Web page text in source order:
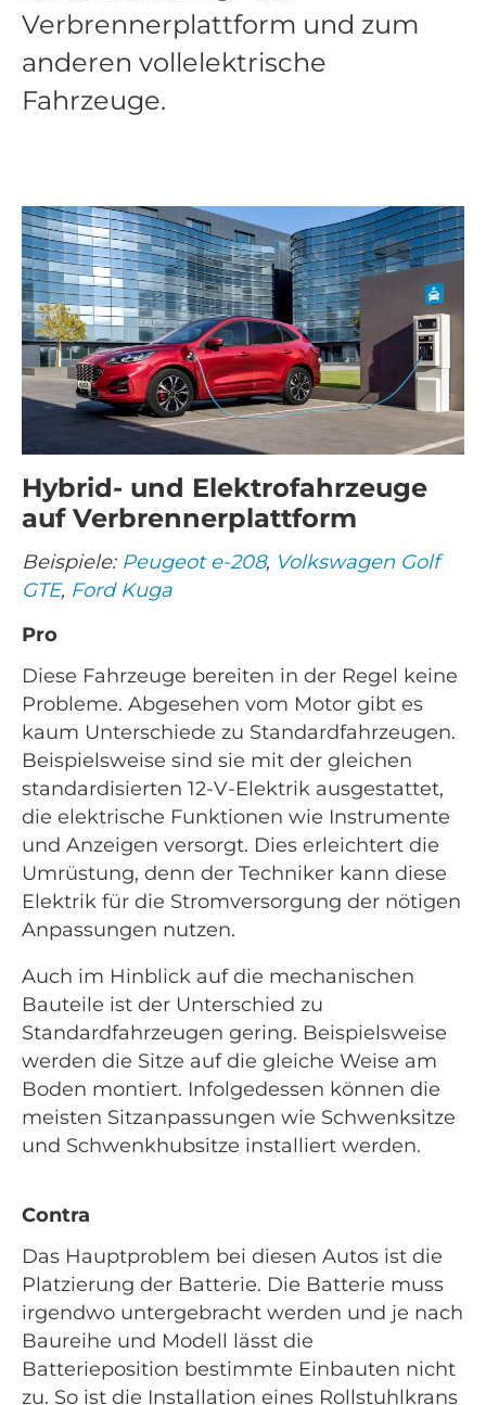
Verbrennerplattform und zum
anderen vollelektrische
Fahrzeuge.
Hybrid- und Elektrofahrzeuge
auf Verbrennerplattform
Beispiele: Peugeot e-208, Volkswagen Golf
GTE, Ford Kuga
Pro
Diese Fahrzeuge bereiten in der Regel keine
Probleme. Abgesehen vom Motor gibt es
kaum Unterschiede zu Standardfahrzeugen.
Beispielsweise sind sie mit der gleichen
standardisierten 12-V-Elektrik ausgestattet,
die elektrische Funktionen wie Instrumente
und Anzeigen versorgt. Dies erleichtert die
Umrüstung, denn der Techniker kann diese
Elektrik für die Stromversorgung der nötigen
Anpassungen nutzen.
Auch im Hinblick auf die mechanischen
Bauteile ist der Unterschied zu
Standardfahrzeugen gering. Beispielsweise
werden die Sitze auf die gleiche Weise am
Boden montiert. Infolgedessen können die
meisten Sitzanpassungen wie Schwenksitze
und Schwenkhubsitze installiert werden.
Contra
Das Hauptproblem bei diesen Autos ist die
Platzierung der Batterie. Die Batterie muss
irgendwo untergebracht werden und je nach
Baureihe und Modell lässt die
Batterieposition bestimmte Einbauten nicht
zu. So ist die Installation eines Rollstuhlkrans